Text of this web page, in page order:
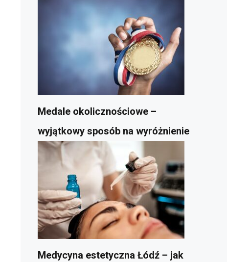
Medale okolicznościowe –
wyjątkowy sposób na wyróżnienie
Medycyna estetyczna Łódź – jak